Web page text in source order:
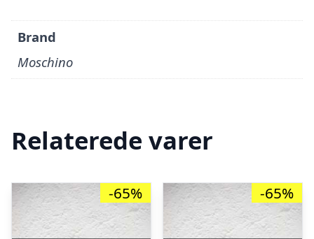
Brand
Moschino
Relaterede varer
-65% -65%